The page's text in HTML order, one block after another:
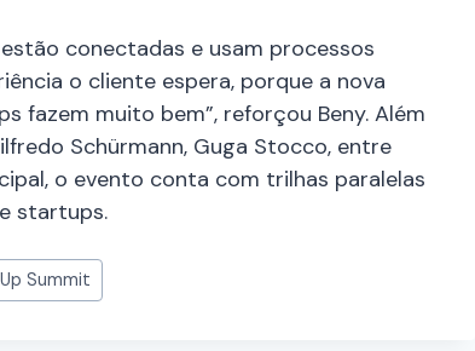
conectadas e usam processos
o cliente espera, porque a nova
fazem muito bem”, reforçou Beny. Além
Schürmann, Guga Stocco, entre
o evento conta com trilhas paralelas
startups.
Summit